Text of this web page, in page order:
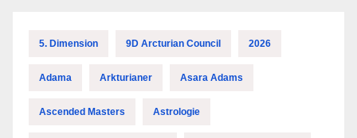
5. Dimension 9D Arcturian Council 2026
Adama Arkturianer Asara Adams
Ascended Masters Astrologie